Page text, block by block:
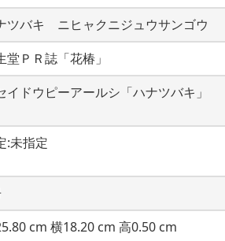
ツバキ　ニヒャクニジュウサンゴウ
堂ＰＲ誌「花椿」
イドウピーアールシ「ハナツバキ」
:未指定
cm 横18.20 cm 高0.50 cm